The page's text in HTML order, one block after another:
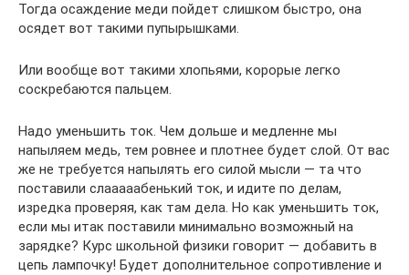
Тогда осаждение меди пойдет слишком быстро, она
осядет вот такими пупырышками.
Или вообще вот такими хлопьями, корорые легко
соскребаются пальцем.
Надо уменьшить ток. Чем дольше и медленне мы
напыляем медь, тем ровнее и плотнее будет слой. От вас
же не требуется напылять его силой мысли — та что
поставили слааааабенький ток, и идите по делам,
изредка проверяя, как там дела. Но как уменьшить ток,
если мы итак поставили минимально возможный на
зарядке? Курс школьной физики говорит — добавить в
цепь лампочку! Будет дополнительное сопротивление и